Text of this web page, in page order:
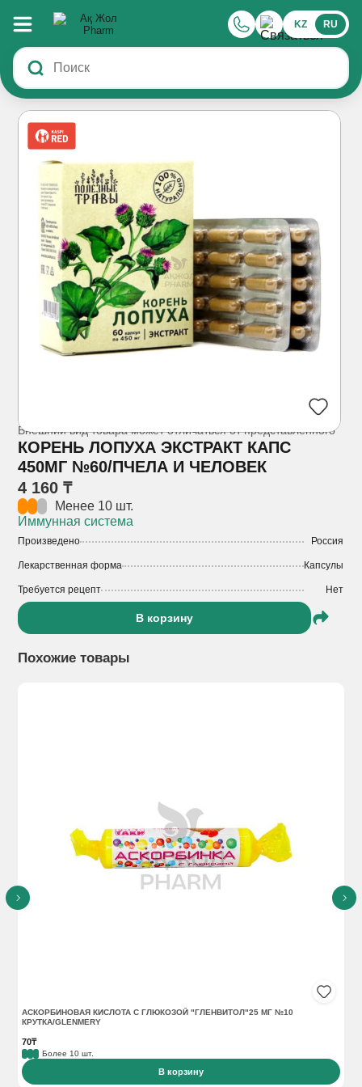
KZ RU
Внешний вид товара может отличаться от представленного
КОРЕНЬ ЛОПУХА ЭКСТРАКТ КАПС
450МГ №60/ПЧЕЛА И ЧЕЛОВЕК
4 160 ₸
Менее 10 шт.
Иммунная система
Произведено Россия
Лекарственная форма Капсулы
Требуется рецепт Нет
В корзину
Похожие товары
АСКОРБИНОВАЯ КИСЛОТА С ГЛЮКОЗОЙ "ГЛЕНВИТОЛ"25 МГ №10
КРУТКА/GLENMERY
70₸
Более 10 шт.
В корзину